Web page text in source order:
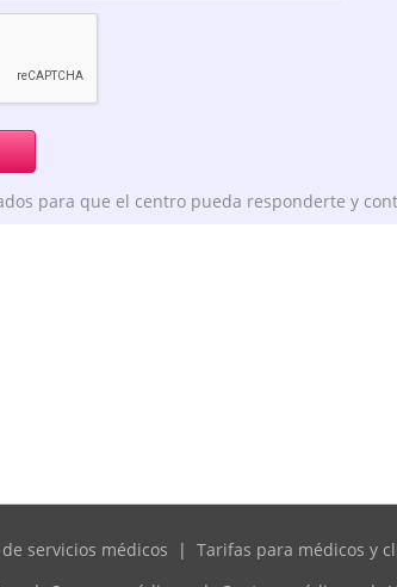
para que el centro pueda responderte y
servicios médicos | Tarifas para médicos y